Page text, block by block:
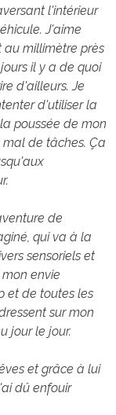
l'intérieur
J'aime
au millimètre près
il y a de quoi
d'ailleurs. Je
d'utiliser la
poussée de mon
de tâches. Ça
de
qui va à la
sensoriels et
envie
et de toutes les
sur mon
jour le jour.
et grâce à lui
dû enfouir